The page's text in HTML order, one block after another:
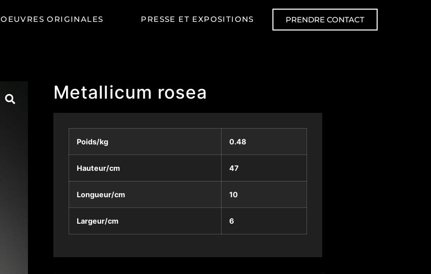
OEUVRES ORIGINALES PRESSE ET EXPOSITIONS PRENDRE CONTACT
Metallicum rosea
Poids/kg 0.48
Hauteur/cm 47
Longueur/cm 10
Largeur/cm 6